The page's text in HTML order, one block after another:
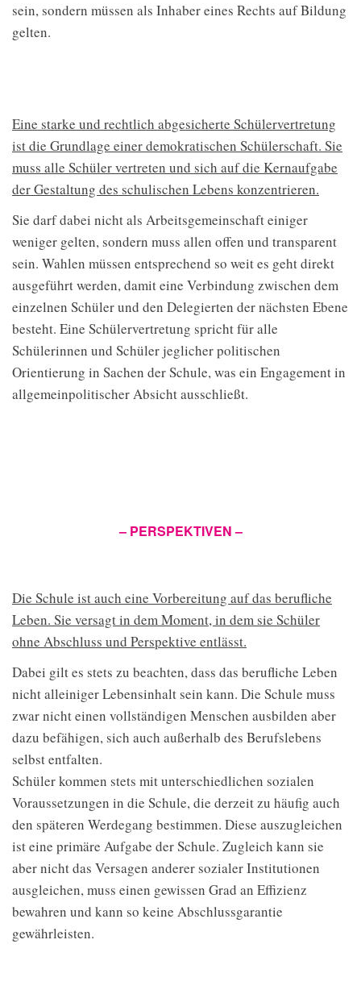
sein, sondern müssen als Inhaber eines Rechts auf Bildung
gelten.
Eine starke und rechtlich abgesicherte Schülervertretung
ist die Grundlage einer demokratischen Schülerschaft. Sie
muss alle Schüler vertreten und sich auf die Kernaufgabe
der Gestaltung des schulischen Lebens konzentrieren.
Sie darf dabei nicht als Arbeitsgemeinschaft einiger
weniger gelten, sondern muss allen offen und transparent
sein. Wahlen müssen entsprechend so weit es geht direkt
ausgeführt werden, damit eine Verbindung zwischen dem
einzelnen Schüler und den Delegierten der nächsten Ebene
besteht. Eine Schülervertretung spricht für alle
Schülerinnen und Schüler jeglicher politischen
Orientierung in Sachen der Schule, was ein Engagement in
allgemeinpolitischer Absicht ausschließt.
– PERSPEKTIVEN –
Die Schule ist auch eine Vorbereitung auf das berufliche
Leben. Sie versagt in dem Moment, in dem sie Schüler
ohne Abschluss und Perspektive entlässt.
Dabei gilt es stets zu beachten, dass das berufliche Leben
nicht alleiniger Lebensinhalt sein kann. Die Schule muss
zwar nicht einen vollständigen Menschen ausbilden aber
dazu befähigen, sich auch außerhalb des Berufslebens
selbst entfalten.
Schüler kommen stets mit unterschiedlichen sozialen
Voraussetzungen in die Schule, die derzeit zu häufig auch
den späteren Werdegang bestimmen. Diese auszugleichen
ist eine primäre Aufgabe der Schule. Zugleich kann sie
aber nicht das Versagen anderer sozialer Institutionen
ausgleichen, muss einen gewissen Grad an Effizienz
bewahren und kann so keine Abschlussgarantie
gewährleisten.